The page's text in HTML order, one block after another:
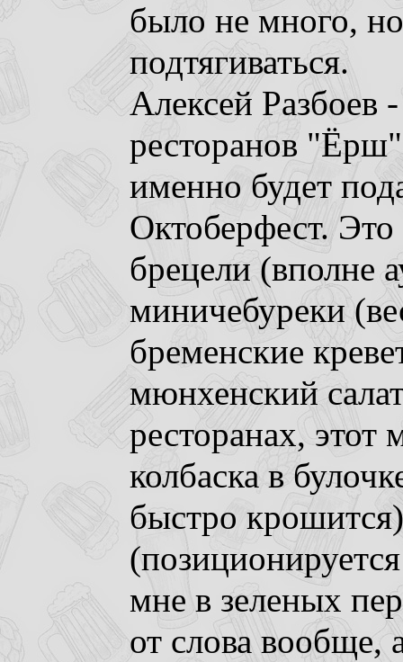
было не много,
подтягиваться.
Алексей Разбоев
ресторанов
именно будет
Октоберфест.
брецели (вполне
миничебуреки
бременские
мюнхенский
ресторанах, этот
колбаска в
быстро
мне в зеленых
от слова вообще,